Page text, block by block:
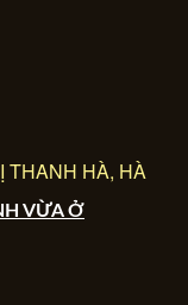
VỪA Ở
THANH HÀ, HÀ